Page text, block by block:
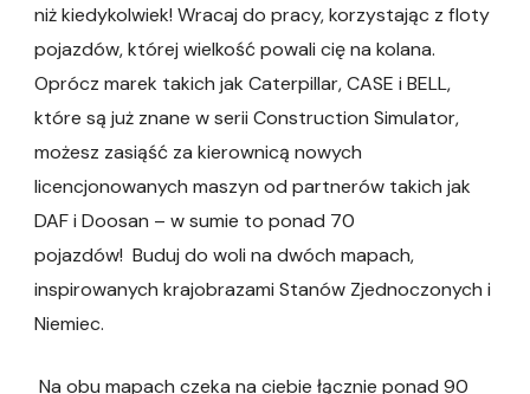
niż kiedykolwiek! Wracaj do pracy, korzystając z floty
pojazdów, której wielkość powali cię na kolana.
Oprócz marek takich jak Caterpillar, CASE i BELL,
które są już znane w serii Construction Simulator,
możesz zasiąść za kierownicą nowych
licencjonowanych maszyn od partnerów takich jak
DAF i Doosan – w sumie to ponad 70
pojazdów! Buduj do woli na dwóch mapach,
inspirowanych krajobrazami Stanów Zjednoczonych i
Niemiec.
Na obu mapach czeka na ciebie łącznie ponad 90